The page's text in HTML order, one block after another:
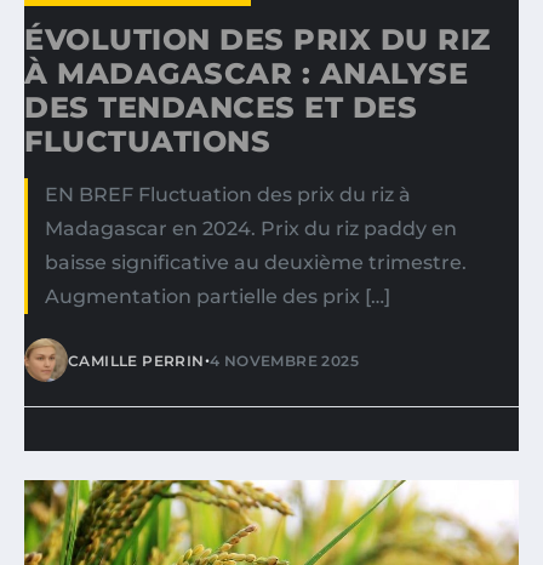
ÉVOLUTION DES PRIX DU RIZ
À MADAGASCAR : ANALYSE
DES TENDANCES ET DES
FLUCTUATIONS
EN BREF Fluctuation des prix du riz à
Madagascar en 2024. Prix du riz paddy en
baisse significative au deuxième trimestre.
Augmentation partielle des prix […]
CAMILLE PERRIN•4 NOVEMBRE 2025